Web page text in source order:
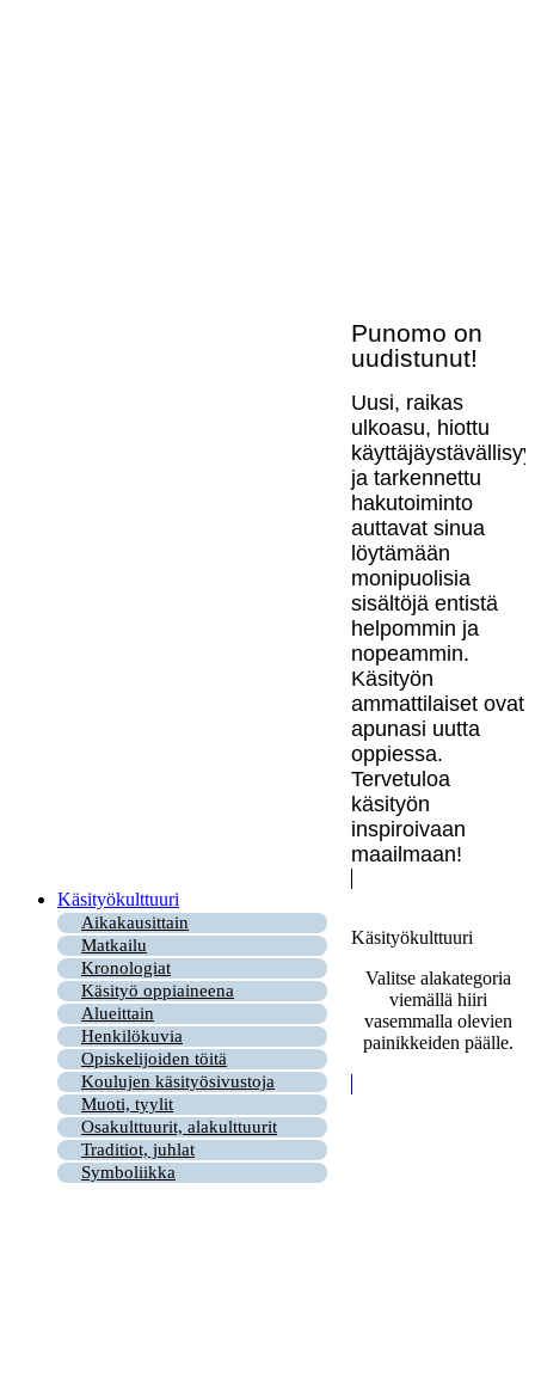
Punomo on
uudistunut!
Uusi, raikas
ulkoasu, hiottu
ja tarkennettu
hakutoiminto
auttavat sinua
löytämään
monipuolisia
sisältöjä entistä
helpommin ja
nopeammin.
Käsityön
ammattilaiset ovat
apunasi uutta
oppiessa.
Tervetuloa
käsityön
inspiroivaan
maailmaan!
Käsityökulttuuri
Aikakausittain
Matkailu
Kronologiat
Käsityö oppiaineena
Alueittain
Henkilökuvia
Opiskelijoiden töitä
Koulujen käsityösivustoja
Muoti, tyylit
Osakulttuurit, alakulttuurit
Traditiot, juhlat
Symboliikka
Käsityökulttuuri
Valitse alakategoria
viemällä hiiri
vasemmalla olevien
painikkeiden päälle.